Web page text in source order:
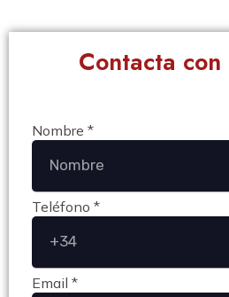
Contacta con
Nombre *
Teléfono *
Email *